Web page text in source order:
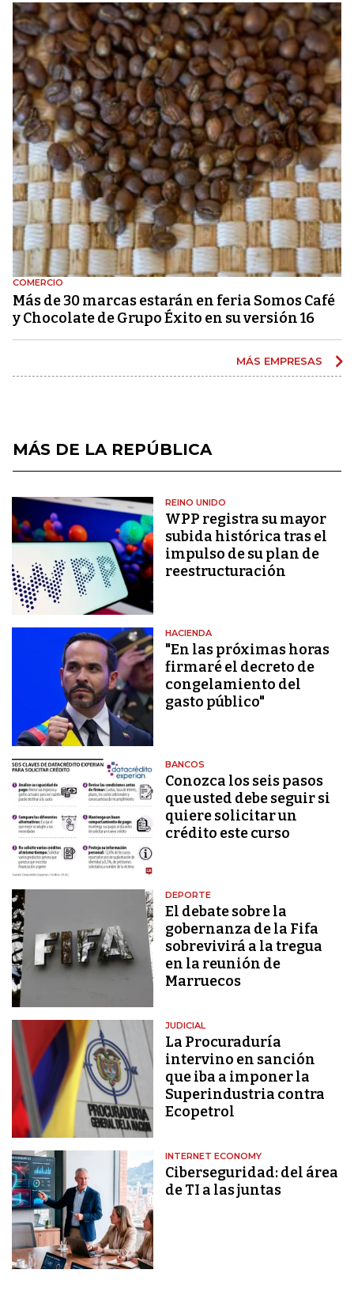
COMERCIO
Más de 30 marcas estarán en feria Somos Café
y Chocolate de Grupo Éxito en su versión 16
MÁS EMPRESAS
MÁS DE LA REPÚBLICA
REINO UNIDO
WPP registra su mayor
subida histórica tras el
impulso de su plan de
reestructuración
HACIENDA
"En las próximas horas
firmaré el decreto de
congelamiento del
gasto público"
BANCOS
Conozca los seis pasos
que usted debe seguir si
quiere solicitar un
crédito este curso
DEPORTE
El debate sobre la
gobernanza de la Fifa
sobrevivirá a la tregua
en la reunión de
Marruecos
JUDICIAL
La Procuraduría
intervino en sanción
que iba a imponer la
Superindustria contra
Ecopetrol
INTERNET ECONOMY
Ciberseguridad: del área
de TI a las juntas